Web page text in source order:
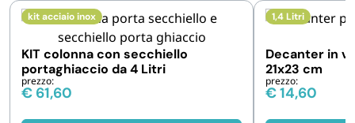
kit acciaio inox
KIT colonna con secchiello
portaghiaccio da 4 Litri
prezzo:
€ 61,60
1,4 Litri
Decanter in
21x23 cm
prezzo:
€14,60